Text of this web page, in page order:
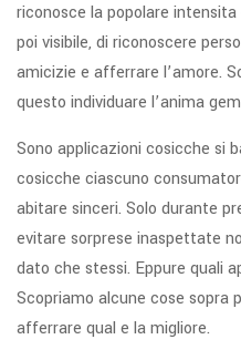
riconosce la popolare
poi visibile, di riconoscere
amicizie e afferrare l’amore.
questo individuare l’anima
Sono applicazioni cosicche si
cosicche ciascuno
abitare sinceri. Solo durante
evitare sorprese inaspettate
dato che stessi. Eppure quali
Scopriamo alcune cose sopra
afferrare qual e la migliore.